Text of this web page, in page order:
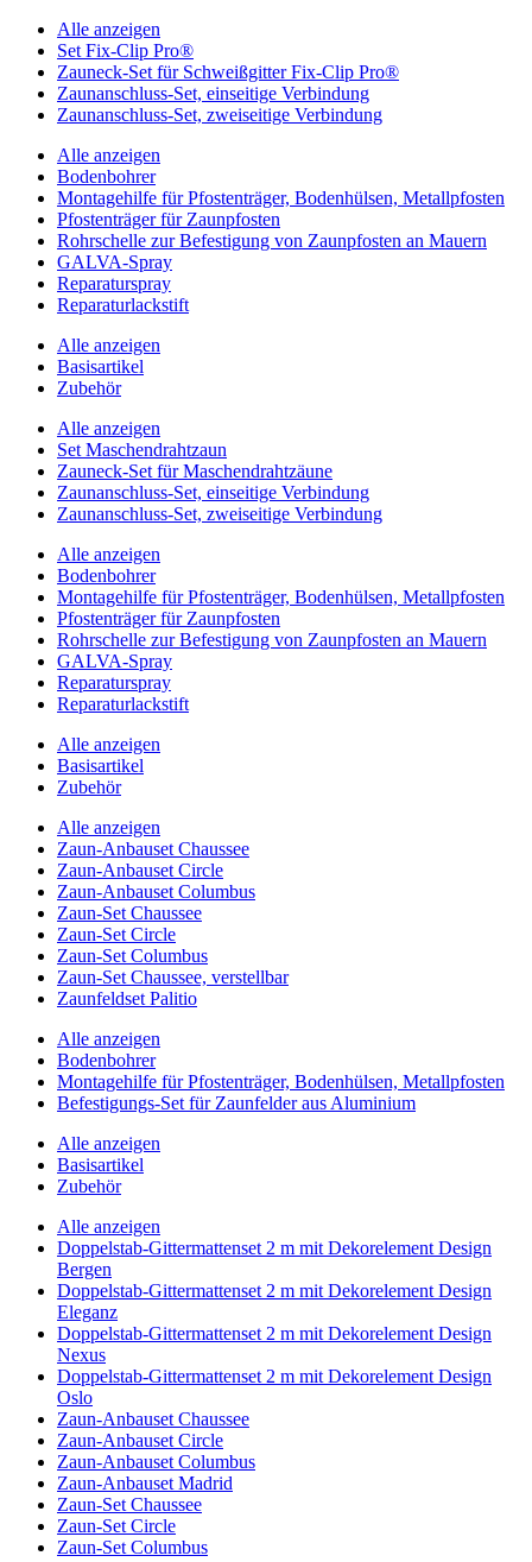
Alle anzeigen
Set Fix-Clip Pro®
Zauneck-Set für Schweißgitter Fix-Clip Pro®
Zaunanschluss-Set, einseitige Verbindung
Zaunanschluss-Set, zweiseitige Verbindung
Alle anzeigen
Bodenbohrer
Montagehilfe für Pfostenträger, Bodenhülsen, Metallpfosten
Pfostenträger für Zaunpfosten
Rohrschelle zur Befestigung von Zaunpfosten an Mauern
GALVA-Spray
Reparaturspray
Reparaturlackstift
Alle anzeigen
Basisartikel
Zubehör
Alle anzeigen
Set Maschendrahtzaun
Zauneck-Set für Maschendrahtzäune
Zaunanschluss-Set, einseitige Verbindung
Zaunanschluss-Set, zweiseitige Verbindung
Alle anzeigen
Bodenbohrer
Montagehilfe für Pfostenträger, Bodenhülsen, Metallpfosten
Pfostenträger für Zaunpfosten
Rohrschelle zur Befestigung von Zaunpfosten an Mauern
GALVA-Spray
Reparaturspray
Reparaturlackstift
Alle anzeigen
Basisartikel
Zubehör
Alle anzeigen
Zaun-Anbauset Chaussee
Zaun-Anbauset Circle
Zaun-Anbauset Columbus
Zaun-Set Chaussee
Zaun-Set Circle
Zaun-Set Columbus
Zaun-Set Chaussee, verstellbar
Zaunfeldset Palitio
Alle anzeigen
Bodenbohrer
Montagehilfe für Pfostenträger, Bodenhülsen, Metallpfosten
Befestigungs-Set für Zaunfelder aus Aluminium
Alle anzeigen
Basisartikel
Zubehör
Alle anzeigen
Doppelstab-Gittermattenset 2 m mit Dekorelement Design
Bergen
Doppelstab-Gittermattenset 2 m mit Dekorelement Design
Eleganz
Doppelstab-Gittermattenset 2 m mit Dekorelement Design
Nexus
Doppelstab-Gittermattenset 2 m mit Dekorelement Design
Oslo
Zaun-Anbauset Chaussee
Zaun-Anbauset Circle
Zaun-Anbauset Columbus
Zaun-Anbauset Madrid
Zaun-Set Chaussee
Zaun-Set Circle
Zaun-Set Columbus